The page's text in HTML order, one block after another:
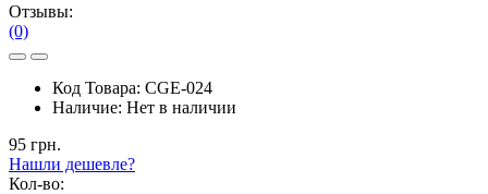
Отзывы:
(0)
Код Товара: CGE-024
Наличие: Нет в наличии
95 грн.
Нашли дешевле?
Кол-во: